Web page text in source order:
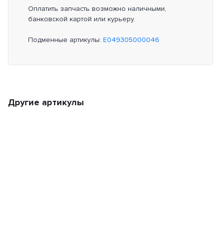
Оплатить запчасть возможно наличными,
банковской картой или курьеру.
Подменные артикулы: E049305000046
Другие артикулы